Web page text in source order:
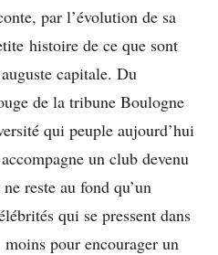
par l’évolution de sa
histoire de ce que sont
capitale. Du
de la tribune Boulogne
qui peuple aujourd’hui
un club devenu
reste au fond qu’un
qui se pressent dans
pour encourager un